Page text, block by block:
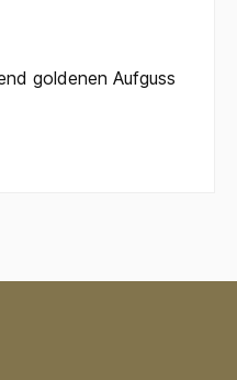
goldenen Aufguss